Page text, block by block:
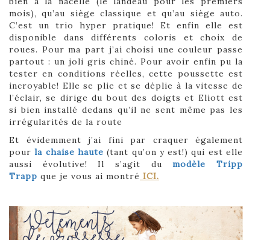
mois), qu’au siège classique et qu’au siège auto.
C’est un trio hyper pratique! Et enfin elle est
disponible dans différents coloris et choix de
roues. Pour ma part j’ai choisi une couleur passe
partout : un joli gris chiné. Pour avoir enfin pu la
tester en conditions réelles, cette poussette est
incroyable! Elle se plie et se déplie à la vitesse de
l’éclair, se dirige du bout des doigts et Eliott est
si bien installé dedans qu’il ne sent même pas les
irrégularités de la route
Et évidemment j’ai fini par craquer également
pourla chaise haute (tant qu’on y est!) qui est elle
aussi évolutive! Il s’agit du modèle Tripp
Trapp que je vous ai montré ICI.